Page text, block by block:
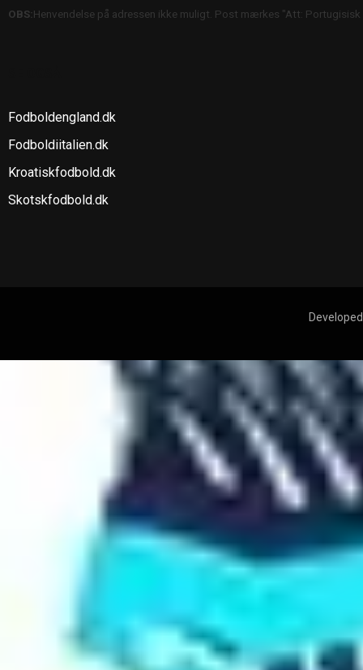
OBS:Henvendelse på adressen ikke muligt. Post mærkes "Att:
Fodboldengland.dk
Fodboldiitalien.dk
Kroatiskfodbold.dk
Skotskfodbold.dk